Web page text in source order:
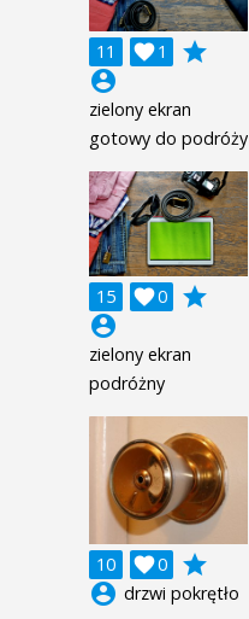
11 1

grade
account_circle
zielony ekran
gotowy do podróży
15 0

grade
account_circle
zielony ekran
podróżny
10 0

grade
account_circle drzwi pokrętło